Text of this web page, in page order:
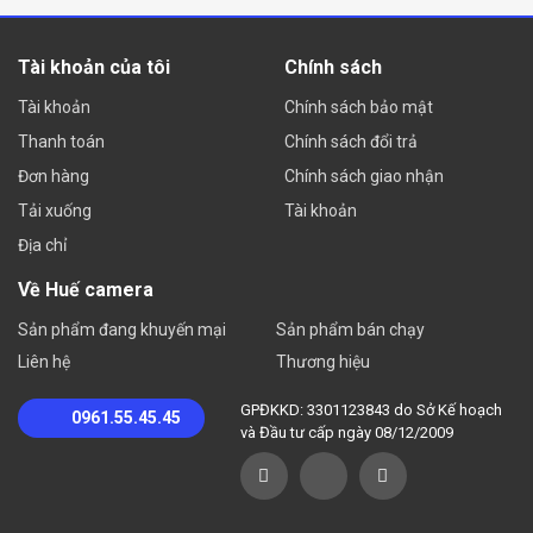
USB Wifi
USB wifi là một thiết bị mạng không dây có thiết kế giống
như một chiếc USB thông thường nhưng có khả năng tiếp
nhận và xử lý sóng wifi. USB wifi được sử dụng riêng cho
các máy tính bàn không thể kết nối được wifi hoặc các
laptop bị hư chức năng bắt wifi.
trực tiếp vào máy tính, một râu phát wifi hay ăng ten và hệ
thống vi mạch nằm bên trong.
USB thu Wifi có lẻ sẽ trở thành xu hướng được nhiều người
Tài khoản của tôi
Tài khoản
Thanh toán
Đơn hàng
Tải xuống
Địa chỉ
Chính sách
Chính sách bảo mật
Chính sách đổi trả
Chính sách giao nhận
Tài khoản
Về Huế camera
Sản phẩm đang khuyến mại
Liên hệ
Sản phẩm bán chạy
Thương hiệu
0961.55.45.45
GPĐKKD: 3301123843 do Sở Kế hoạch
và Đầu tư cấp ngày 08/12/2009